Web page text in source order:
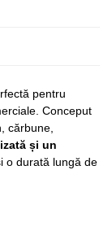
pentru
Conceput
cărbune,
și un
o durată lungă de